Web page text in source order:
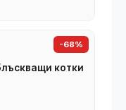
-68%
котки